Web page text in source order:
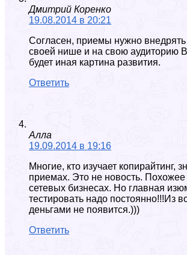
Дмитрий Коренко
19.08.2014 в 20:21
Согласен, приемы нужно внедрять
своей нише и на свою аудиторию
будет иная картина развития.
Ответить
Алла
19.09.2014 в 19:16
Многие, кто изучает копирайтинг,
приемах. Это не новость.
сетевых бизнесах. Но главная
тестировать надо постоянно!!!Из
деньгами не появится.)))
Ответить